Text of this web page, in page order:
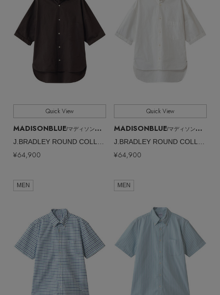
Quick View
MADISONBLUE/マディソンブルー
¥64,900
Quick View
MADISONBLUE/マディソンブルー
¥64,900
MEN
MEN